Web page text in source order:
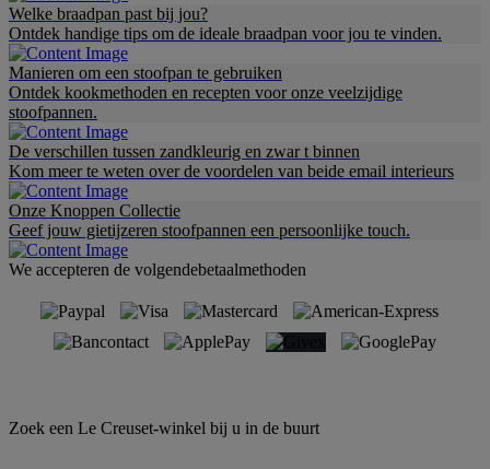
Welke braadpan past bij jou?
Ontdek handige tips om de ideale braadpan voor jou te vinden.
Manieren om een stoofpan te gebruiken
Ontdek kookmethoden en recepten voor onze veelzijdige
stoofpannen.
De verschillen tussen zandkleurig en zwar t binnen
Kom meer te weten over de voordelen van beide email interieurs
Onze Knoppen Collectie
Geef jouw gietijzeren stoofpannen een persoonlijke touch.
We accepteren de volgendebetaalmethoden
Zoek een Le Creuset-winkel bij u in de buurt